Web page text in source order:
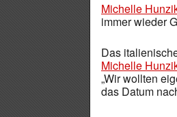
Michelle
immer wieder
Das
Michelle
„Wir wollten
das Datum